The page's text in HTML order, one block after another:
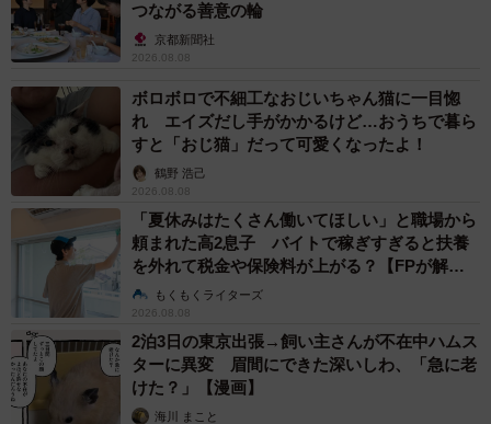
つながる善意の輪
京都新聞社
2026.08.08
ボロボロで不細工なおじいちゃん猫に一目惚
れ エイズだし手がかかるけど…おうちで暮ら
すと「おじ猫」だって可愛くなったよ！
鶴野 浩己
2026.08.08
「夏休みはたくさん働いてほしい」と職場から
頼まれた高2息子 バイトで稼ぎすぎると扶養
を外れて税金や保険料が上がる？【FPが解
説】もくもくライターズ
2026.08.08
2泊3日の東京出張→飼い主さんが不在中ハムス
ターに異変 眉間にできた深いしわ、「急に老
けた？」【漫画】
海川 まこと